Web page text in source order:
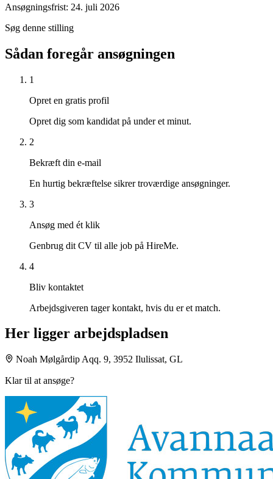
Ansøgningsfrist: 24. juli 2026
Søg denne stilling
Sådan foregår ansøgningen
1
Opret en gratis profil
Opret dig som kandidat på under et minut.
2
Bekræft din e-mail
En hurtig bekræftelse sikrer troværdige ansøgninger.
3
Ansøg med ét klik
Genbrug dit CV til alle job på HireMe.
4
Bliv kontaktet
Arbejdsgiveren tager kontakt, hvis du er et match.
Her ligger arbejdspladsen
Noah Mølgårdip Aqq. 9, 3952 Ilulissat, GL
Klar til at ansøge?